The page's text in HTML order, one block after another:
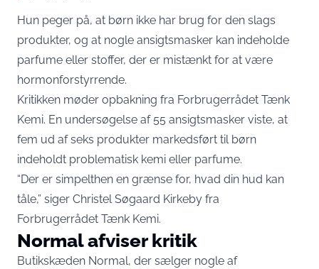
Hun peger på, at børn ikke har brug for den slags
produkter, og at nogle ansigtsmasker kan indeholde
parfume eller stoffer, der er mistænkt for at være
hormonforstyrrende.
Kritikken møder opbakning fra Forbrugerrådet Tænk
Kemi. En undersøgelse af 55 ansigtsmasker viste, at
fem ud af seks produkter markedsført til børn
indeholdt problematisk kemi eller parfume.
“Der er simpelthen en grænse for, hvad din hud kan
tåle,” siger Christel Søgaard Kirkeby fra
Forbrugerrådet Tænk Kemi.
Normal afviser kritik
Butikskæden Normal, der sælger nogle af